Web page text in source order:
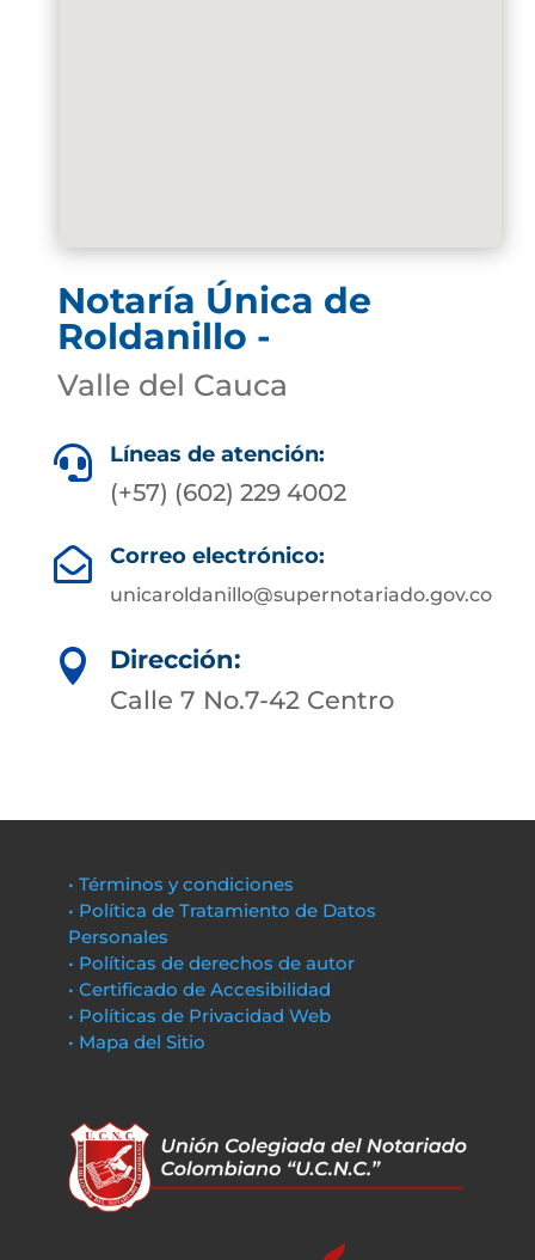
Notaría Única de
Roldanillo -
Valle del Cauca
 Líneas de atención:
(+57) (602) 229 4002
 Correo electrónico:
unicaroldanillo@supernotariado.gov.co

Dirección:
Calle 7 No.7-42 Centro
• Términos y condiciones
• Política de Tratamiento de Datos
Personales
• Políticas de derechos de autor
• Certificado de Accesibilidad
• Políticas de Privacidad Web
• Mapa del Sitio